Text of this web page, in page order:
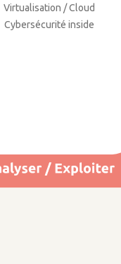
Virtualisation / Cloud
Cybersécurité inside